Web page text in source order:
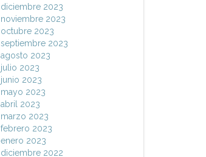
diciembre 2023
noviembre 2023
octubre 2023
septiembre 2023
agosto 2023
julio 2023
junio 2023
mayo 2023
abril 2023
marzo 2023
febrero 2023
enero 2023
diciembre 2022